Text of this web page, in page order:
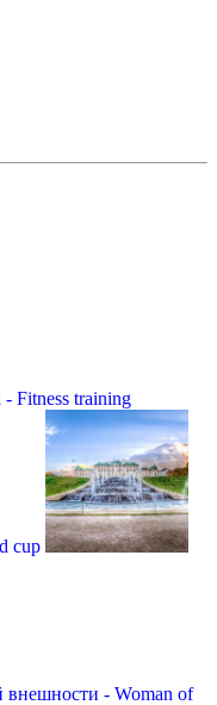
Fitness training
cup
внешности - Woman of